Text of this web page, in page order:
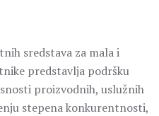
sredstava za mala i
predstavlja podršku
proizvodnih, uslužnih
stepena konkurentnosti,